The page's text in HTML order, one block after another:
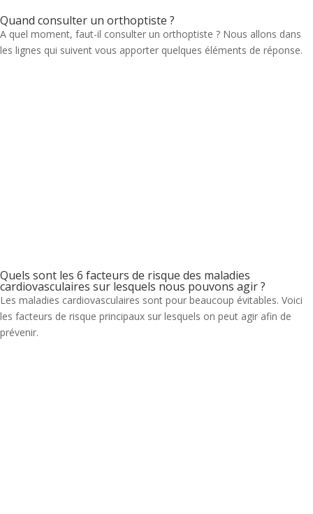
Quand consulter un orthoptiste ?
A quel moment, faut-il consulter un orthoptiste ? Nous allons dans
les lignes qui suivent vous apporter quelques éléments de réponse.
Quels sont les 6 facteurs de risque des maladies
cardiovasculaires sur lesquels nous pouvons agir ?
Les maladies cardiovasculaires sont pour beaucoup évitables. Voici
les facteurs de risque principaux sur lesquels on peut agir afin de
prévenir.